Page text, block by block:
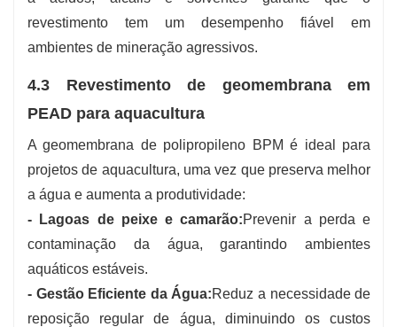
revestimento tem um desempenho fiável em
ambientes de mineração agressivos.
4.3 Revestimento de geomembrana em
PEAD para aquacultura
A geomembrana de polipropileno BPM é ideal para
projetos de aquacultura, uma vez que preserva melhor
a água e aumenta a produtividade:
- Lagoas de peixe e camarão:Prevenir a perda e
contaminação da água, garantindo ambientes
aquáticos estáveis.
- Gestão Eficiente da Água:Reduz a necessidade de
reposição regular de água, diminuindo os custos